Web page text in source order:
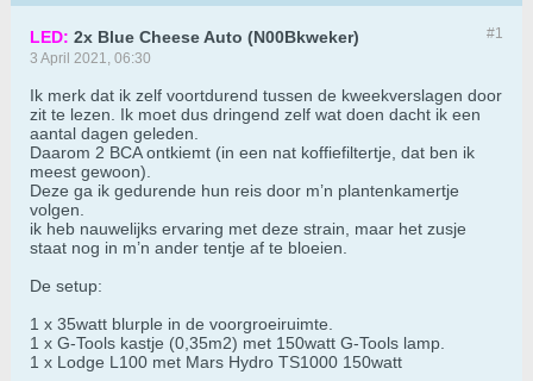
#1
LED: 2x Blue Cheese Auto (N00Bkweker)
3 April 2021, 06:30
Ik merk dat ik zelf voortdurend tussen de kweekverslagen door
zit te lezen. Ik moet dus dringend zelf wat doen dacht ik een
aantal dagen geleden.
Daarom 2 BCA ontkiemt (in een nat koffiefiltertje, dat ben ik
meest gewoon).
Deze ga ik gedurende hun reis door m’n plantenkamertje
volgen.
ik heb nauwelijks ervaring met deze strain, maar het zusje
staat nog in m’n ander tentje af te bloeien.
De setup:
1 x 35watt blurple in de voorgroeiruimte.
1 x G-Tools kastje (0,35m2) met 150watt G-Tools lamp.
1 x Lodge L100 met Mars Hydro TS1000 150watt